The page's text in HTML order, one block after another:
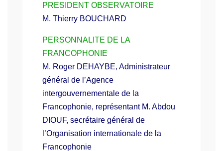
PRESIDENT OBSERVATOIRE
M. Thierry BOUCHARD
PERSONNALITE DE LA
FRANCOPHONIE
M. Roger DEHAYBE, Administrateur
général de l’Agence
intergouvernementale de la
Francophonie, représentant M. Abdou
DIOUF, secrétaire général de
l’Organisation internationale de la
Francophonie